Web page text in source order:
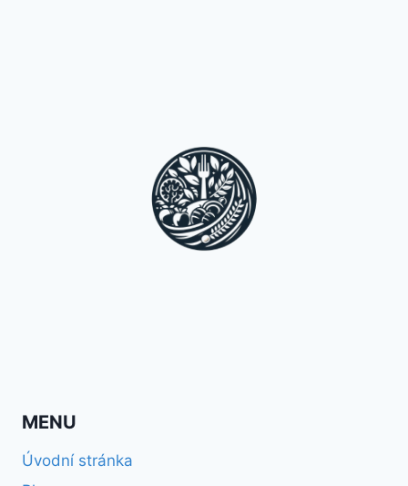
MENU
Úvodní stránka